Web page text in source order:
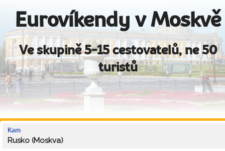
Eurovíkendy v Moskvě
Ve skupině 5-15 cestovatelů, ne 50
turistů
Kam
Rusko (Moskva)